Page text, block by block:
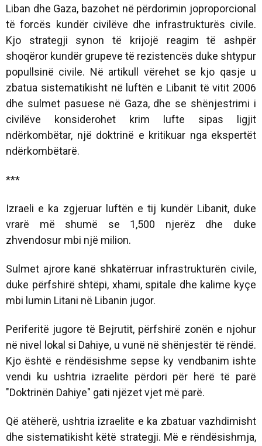
Liban dhe Gaza, bazohet në përdorimin joproporcional
të forcës kundër civilëve dhe infrastrukturës civile.
Kjo strategji synon të krijojë reagim të ashpër
shoqëror kundër grupeve të rezistencës duke shtypur
popullsinë civile. Në artikull vërehet se kjo qasje u
zbatua sistematikisht në luftën e Libanit të vitit 2006
dhe sulmet pasuese në Gaza, dhe se shënjestrimi i
civilëve konsiderohet krim lufte sipas ligjit
ndërkombëtar, një doktrinë e kritikuar nga ekspertët
ndërkombëtarë.
***
Izraeli e ka zgjeruar luftën e tij kundër Libanit, duke
vrarë më shumë se 1,500 njerëz dhe duke
zhvendosur mbi një milion.
Sulmet ajrore kanë shkatërruar infrastrukturën civile,
duke përfshirë shtëpi, xhami, spitale dhe kalime kyçe
mbi lumin Litani në Libanin jugor.
Periferitë jugore të Bejrutit, përfshirë zonën e njohur
në nivel lokal si Dahiye, u vunë në shënjestër të rëndë.
Kjo është e rëndësishme sepse ky vendbanim ishte
vendi ku ushtria izraelite përdori për herë të parë
"Doktrinën Dahiye" gati njëzet vjet më parë.
Që atëherë, ushtria izraelite e ka zbatuar vazhdimisht
dhe sistematikisht këtë strategji. Më e rëndësishmja,